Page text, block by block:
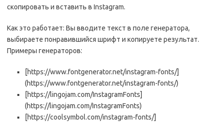
скопировать и вставить в Instagram.
Как это работает: Вы вводите текст в поле генератора,
выбираете понравившийся шрифт и копируете результат.
Примеры генераторов:
[https://www.fontgenerator.net/instagram-fonts/]
(https://www.fontgenerator.net/instagram-fonts/)
[https://lingojam.com/InstagramFonts]
(https://lingojam.com/InstagramFonts)
[https://coolsymbol.com/instagram-fonts/]